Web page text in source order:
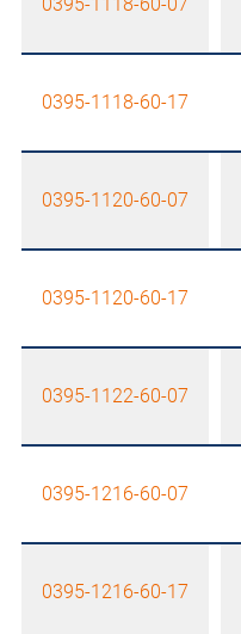
0395-1118-60-07
0395-1118-60-17
0395-1120-60-07
0395-1120-60-17
0395-1122-60-07
0395-1216-60-07
0395-1216-60-17